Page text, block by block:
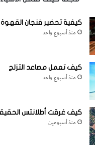
المُخطَّطة (Jungle Owlet
)
Glaucidium
/ 8 بوصات.
كيفية تحضير فنجان القهوة
منذ أسبوع واحد
كيف تعمل مصاعد التزلج
منذ أسبوع واحد
كيف غرقت أطلانتس
منذ أسبوعين